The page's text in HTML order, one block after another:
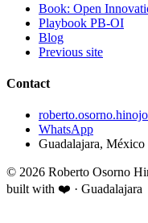
Book: Open
Playbook PB-OI
Blog
Previous site
Contact
WhatsApp
Guadalajara, México
© 2026 Roberto Osorno
built with ❤️ · Guadalajara